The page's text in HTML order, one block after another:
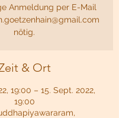
Anmeldung per E-Mail
nötig.
& Ort
19:00 – 15. Sept. 2022,
19:00